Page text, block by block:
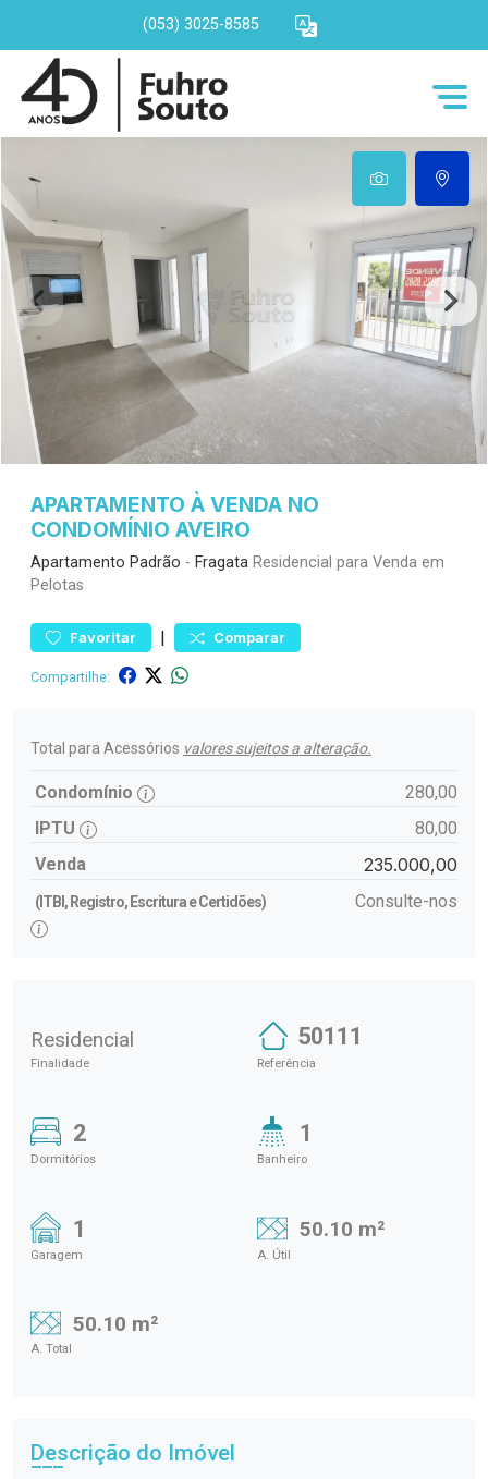
(053) 3025-8585
APARTAMENTO À VENDA NO
CONDOMÍNIO AVEIRO
Apartamento Padrão - Fragata Residencial para Venda em
Pelotas
Favoritar | Comparar
Compartilhe:
Total para Acessórios valores sujeitos a alteração.
Condomínio
280,00
IPTU
80,00
Venda
235.000,00
(ITBI, Registro, Escritura e Certidões) Consulte-nos
Residencial
Finalidade
50111
Referência
2
Dormitórios
1
Banheiro
1
Garagem
50.10 m²
A. Útil
50.10 m²
A. Total
Descrição do Imóvel